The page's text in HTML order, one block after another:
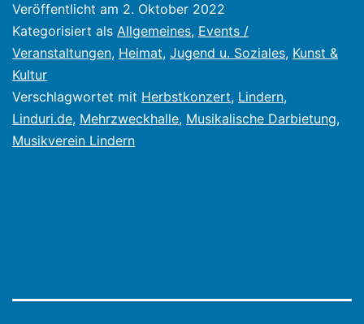
in
diesem
wieder
Veröffentlicht am 2. Oktober 2022
Kategorisiert als Allgemeines, Events /
Veranstaltungen, Heimat, Jugend u. Soziales, Kunst &
Kultur
Verschlagwortet mit Herbstkonzert, Lindern,
Linduri.de, Mehrzweckhalle, Musikalische Darbietung,
Musikverein Lindern